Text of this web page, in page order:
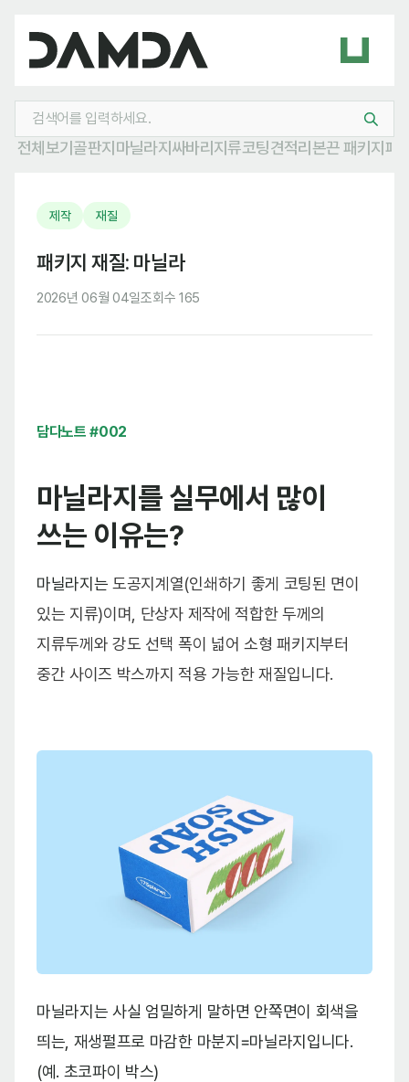
전체보기골판지 마닐라지 싸바리 지류코팅견적리본끈 패키지 패
제작 재질
패키지 재질: 마닐라
2026년 06월 04일조회수 165
담다노트 #002
마닐라지를 실무에서 많이
쓰는 이유는?
마닐라지는도공지계열(인쇄하기 좋게 코팅된 면이
있는 지류)이며, 단상자 제작에 적합한 두께의
지류두께와 강도 선택 폭이 넓어 소형 패키지부터
중간 사이즈 박스까지 적용 가능한 재질입니다.
마닐라지는 사실 엄밀하게 말하면 안쪽면이 회색을
띄는, 재생펄프로 마감한 마분지=마닐라지입니다.
(예. 초코파이 박스)